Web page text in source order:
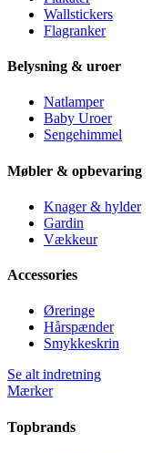
Wallstickers
Flagranker
Belysning & uroer
Natlamper
Baby Uroer
Sengehimmel
Møbler & opbevaring
Knager & hylder
Gardin
Vækkeur
Accessories
Øreringe
Hårspænder
Smykkeskrin
Se alt indretning
Mærker
Topbrands